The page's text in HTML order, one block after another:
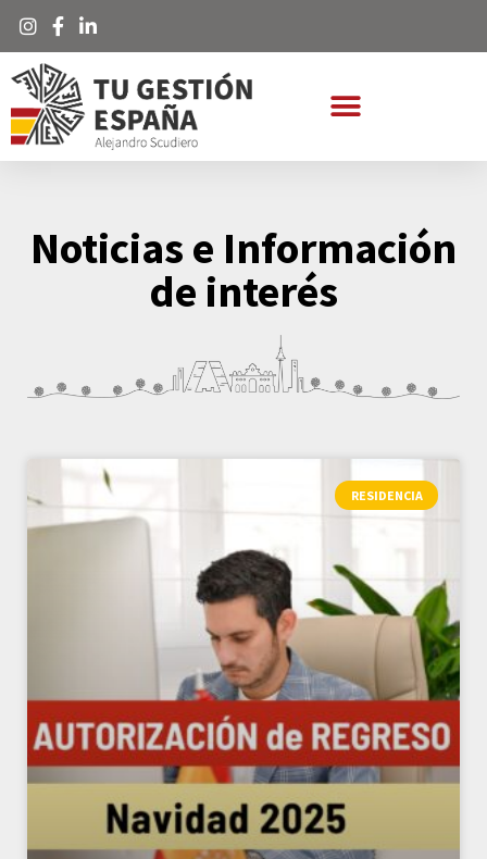
Noticias e Información
de interés
RESIDENCIA